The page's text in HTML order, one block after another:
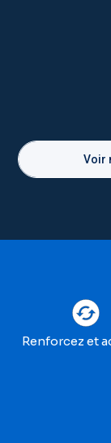
Voir
Renforcez et